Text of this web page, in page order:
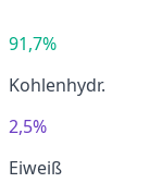
91,7%
Kohlenhydr.
2,5%
Eiweiß